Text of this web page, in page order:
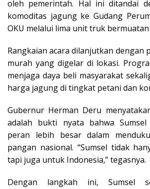
oleh pemerintah. Hal ini ditandai
komoditas jagung ke Gudang
OKU melalui lima unit truk
Rangkaian acara dilanjutkan dengan
murah yang digelar di lokasi.
menjaga daya beli masyarakat
harga jagung di tingkat petani dan
Gubernur Herman Deru
adalah bukti nyata bahwa
peran lebih besar dalam
pangan nasional. “Sumsel tidak
tapi juga untuk Indonesia,” tegasnya.
Dengan langkah ini, Sumsel